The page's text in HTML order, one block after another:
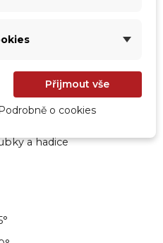
a hadice
Přijmout vše
o cookies